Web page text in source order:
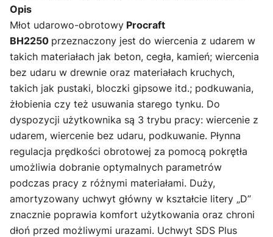
Opis
Młot udarowo-obrotowy Procraft
BH2250 przeznaczony jest do wiercenia z udarem w
takich materiałach jak beton, cegła, kamień; wiercenia
bez udaru w drewnie oraz materiałach kruchych,
takich jak pustaki, bloczki gipsowe itd.; podkuwania,
żłobienia czy też usuwania starego tynku. Do
dyspozycji użytkownika są 3 trybu pracy: wiercenie z
udarem, wiercenie bez udaru, podkuwanie. Płynna
regulacja prędkości obrotowej za pomocą pokrętła
umożliwia dobranie optymalnych parametrów
podczas pracy z różnymi materiałami. Duży,
amortyzowany uchwyt główny w kształcie litery „D”
znacznie poprawia komfort użytkowania oraz chroni
dłoń przed możliwymi urazami. Uchwyt SDS Plus